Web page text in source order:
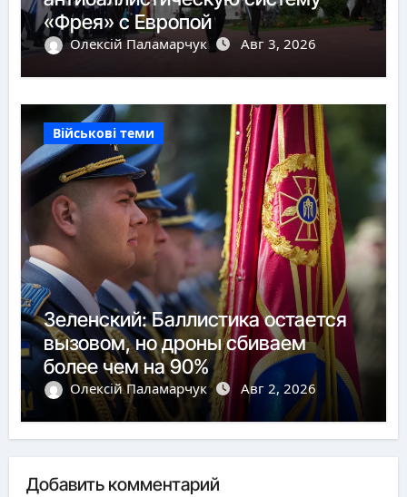
«Фрея» с Европой
Олексій Паламарчук Авг 3, 2026
Військові теми
Зеленский: Баллистика остается
вызовом, но дроны сбиваем
более чем на 90%
Олексій Паламарчук Авг 2, 2026
Добавить комментарий